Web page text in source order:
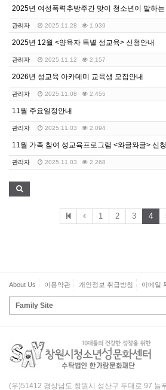
관리자 2025.11.28 1,939
2025년 12월 <양육자 특별 성교육> 신청안내
관리자 2025.11.12 2,157
2026년 성교육 아카데미 교육생 모집안내
관리자 2025.11.08 2,455
11월 주요일정안내
관리자 2025.11.03 2,094
관리자 2025.11.03 2,268
1 2 3 4
About Us 이용약관 개인정보 취급방침 이메일
Family Site
(우)51412 경상남도 창원시 성산구 두대로 97 늘